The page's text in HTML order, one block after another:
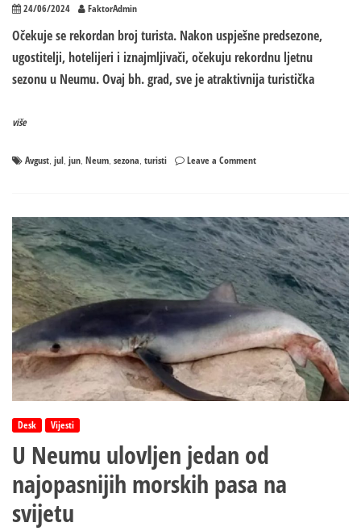
24/06/2024 FaktorAdmin
Očekuje se rekordan broj turista. Nakon uspješne predsezone,
ugostitelji, hotelijeri i iznajmljivači, očekuju rekordnu ljetnu
sezonu u Neumu. Ovaj bh. grad, sve je atraktivnija turistička
više
Avgust jul jun Neum sezona turisti Leave a Commenton
novu
sezonu:
Očekuje
se
rekordan
broj
turista
–
dolaze
gosti
iz
Rusije
Desk Vijesti
U Neumu ulovljen jedan od
najopasnijih morskih pasa na
svijetu